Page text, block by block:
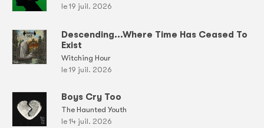
le 19 juil. 2026
Descending...Where Time Has Ceased To
Exist
Witching Hour
le 19 juil. 2026
Boys Cry Too
The Haunted Youth
le 14 juil. 2026